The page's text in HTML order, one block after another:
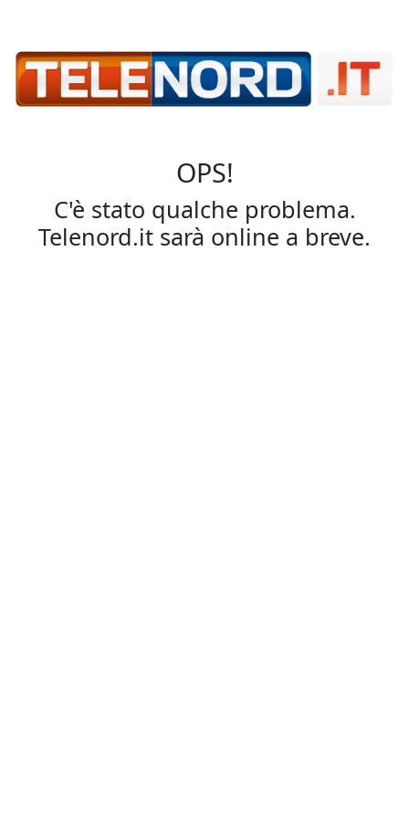
OPS!
C'è stato qualche problema.
Telenord.it sarà online a breve.